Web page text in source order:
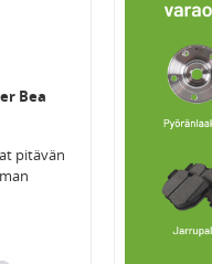
Bea
pitävän